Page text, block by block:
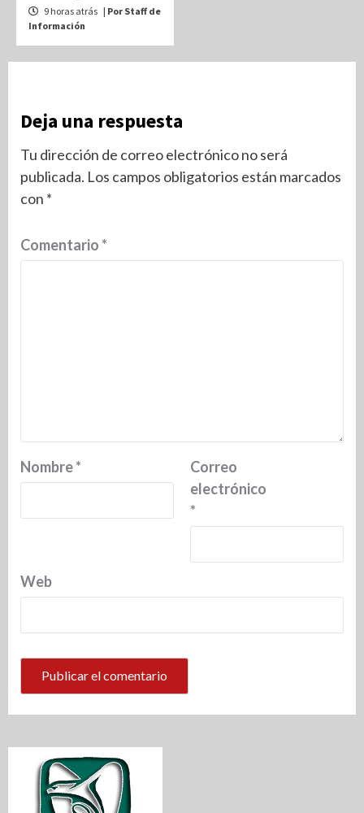
9 horas atrás | Por Staff de
Información
Deja una respuesta
Tu dirección de correo electrónico no será
publicada. Los campos obligatorios están marcados
con *
Comentario*
Nombre*
Correo
electrónico
*
Web